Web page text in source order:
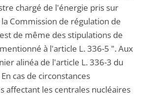
chargé de l'énergie pris sur
Commission de régulation de
de même des stipulations de
à l'article L. 336-5 ". Aux
alinéa de l'article L. 336-3 du
cas de circonstances
affectant les centrales nucléaires